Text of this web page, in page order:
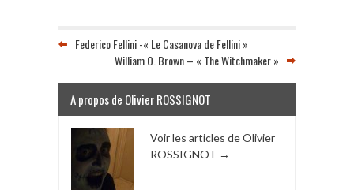
Federico Fellini -« Le Casanova de Fellini »
William O. Brown – « The Witchmaker »
A propos de Olivier ROSSIGNOT
Voir les articles de Olivier
ROSSIGNOT →